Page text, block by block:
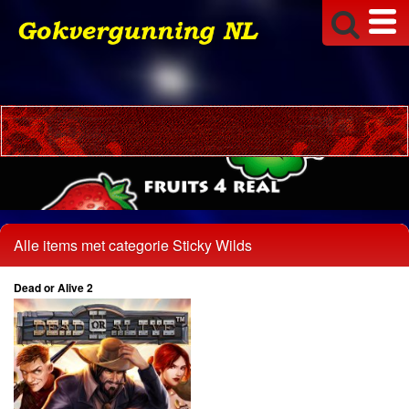
Alle items met categorie Sticky Wilds
Dead or Alive 2